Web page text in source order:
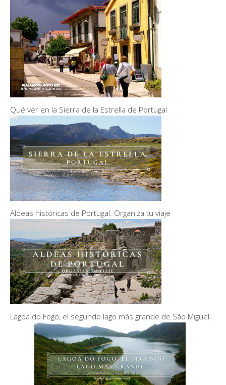
Qué ver en la Sierra de la Estrella de Portugal
Aldeas históricas de Portugal. Organiza tu viaje
Lagoa do Fogo, el segundo lago más grande de São Miguel,